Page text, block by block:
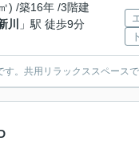
) /築16年 /3階建
川 」駅 徒歩9分
共用リラックススペースで